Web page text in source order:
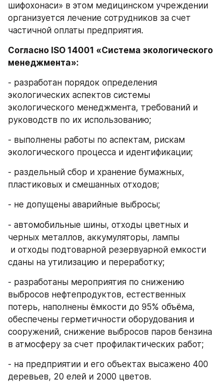
шифохонаси» в этом медицинском учреждении
организуется лечение сотрудников за счет
частичной оплаты предприятия.
Согласно ISO 14001 «Система экологического
менеджмента»:
- разработан порядок определения
экологических аспектов системы
экологического менеджмента, требований и
руководств по их использованию;
- выполнены работы по аспектам, рискам
экологического процесса и идентификации;
- раздельный сбор и хранение бумажных,
пластиковых и смешанных отходов;
- не допущены аварийные выбросы;
- автомобильные шины, отходы цветных и
черных металлов, аккумуляторы, лампы
сданы на утилизацию и переработку;
- разработаны мероприятия по снижению
выбросов нефтепродуктов, естественных
потерь, наполнены ёмкости до 95% объёма,
обеспечены герметичности оборудования и
сооружений, снижение выбросов паров бензина
в атмосферу за счет профилактических работ;
- на предприятии и его объектах высажено 400
деревьев, 20 елей и 2000 цветов.